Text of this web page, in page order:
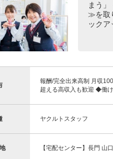
まう
≫を取
ック
報酬/完全出来高制 月収
超える高収入も歓迎 ◆働
ヤクルトスタッフ
【宅配センター】長門 山